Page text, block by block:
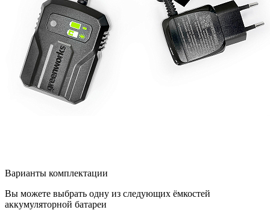
Варианты комплектации
Вы можете выбрать одну из следующих ёмкостей
аккумуляторной батареи